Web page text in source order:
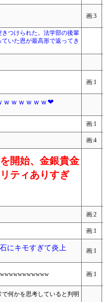
画:3
つけられた。法学部の後輩
いた恩が最高形で返ってき
画:1
ｗｗｗｗｗｗ❤
画:1
画:4
開始、金銀貴金
ティありすぎ
画:2
画:1
にキモすぎて炎上 画:1
画:1
何かを思考していると判明